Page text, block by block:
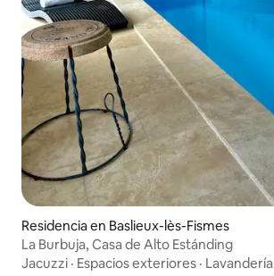
Residencia en Baslieux-lès-Fismes
La Burbuja, Casa de Alto Estánding
Jacuzzi · Espacios exteriores · Lavandería